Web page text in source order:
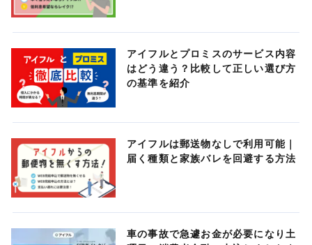
アイフルとプロミスのサービス内容
はどう違う？比較して正しい選び方
の基準を紹介
アイフルは郵送物なしで利用可能｜
届く種類と家族バレを回避する方法
車の事故で急遽お金が必要になり土